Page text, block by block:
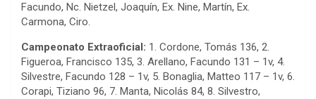
Facundo, Nc. Nietzel, Joaquín, Ex. Nine, Martín, Ex.
Carmona, Ciro.
Campeonato Extraoficial: 1. Cordone, Tomás 136, 2.
Figueroa, Francisco 135, 3. Arellano, Facundo 131 – 1v, 4.
Silvestre, Facundo 128 – 1v, 5. Bonaglia, Matteo 117 – 1v, 6.
Corapi, Tiziano 96, 7. Manta, Nicolás 84, 8. Silvestro,